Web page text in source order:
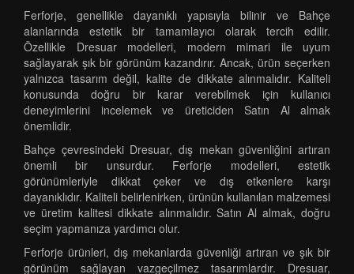
Ferforje, genellikle dayanıklı yapısıyla bilinir ve Bahçe
alanlarında estetik bir tamamlayıcı olarak tercih edilir.
Özellikle Dresuar modelleri, modern mimari ile uyum
sağlayarak şık bir görünüm kazandırır. Ancak, ürün seçerken
yalnızca tasarım değil, kalite de dikkate alınmalıdır. Kaliteli
konusunda doğru bir karar verebilmek için kullanıcı
deneyimlerini incelemek ve üreticiden Satın Al almak
önemlidir.
Bahçe çevresindeki Dresuar, dış mekan güvenliğini artıran
önemli bir unsurdur. Ferforje modelleri, estetik
görünümleriyle dikkat çeker ve dış etkenlere karşı
dayanıklıdır. Kaliteli belirlenirken, ürünün kullanılan malzemesi
ve üretim kalitesi dikkate alınmalıdır. Satın Al almak, doğru
seçim yapmanıza yardımcı olur.
Ferforje ürünleri, dış mekanlarda güvenliği artıran ve şık bir
görünüm sağlayan vazgeçilmez tasarımlardır. Dresuar,